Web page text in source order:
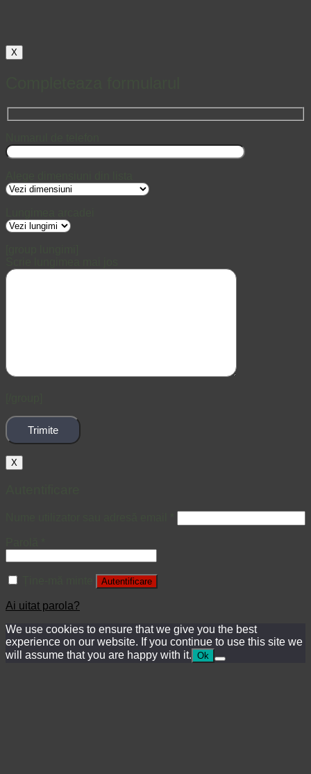
X
X
Autentificare
Ai uitat parola?
We use cookies to ensure that we give you the best
experience on our website. If you continue to use this site we
will assume that you are happy with it. Ok